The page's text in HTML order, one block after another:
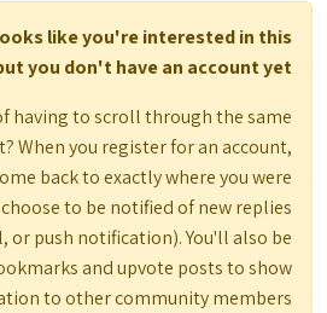
like you're interested in this
you don't have an account yet.
having to scroll through the same
When you register for an account,
back to exactly where you were
to be notified of new replies
or push notification). You'll also be
and upvote posts to show
to other community members.